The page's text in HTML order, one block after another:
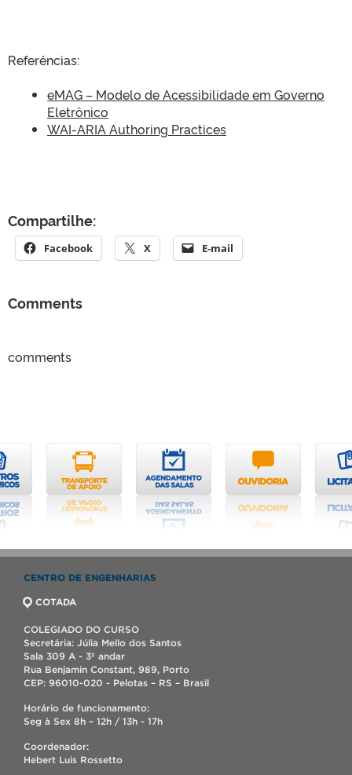
Referências:
eMAG – Modelo de Acessibilidade em Governo
Eletrônico
WAI-ARIA Authoring Practices
Compartilhe:
Facebook X E-mail
Comments
comments
CENTRO DE ENGENHARIAS
COTADA
COLEGIADO DO CURSO
Secretária: Júlia Mello dos Santos
Sala 309 A - 3º andar
Rua Benjamin Constant, 989, Porto
CEP: 96010-020 - Pelotas – RS – Brasil
Horário de funcionamento:
Seg à Sex 8h – 12h / 13h - 17h
Coordenador:
Hebert Luis Rossetto